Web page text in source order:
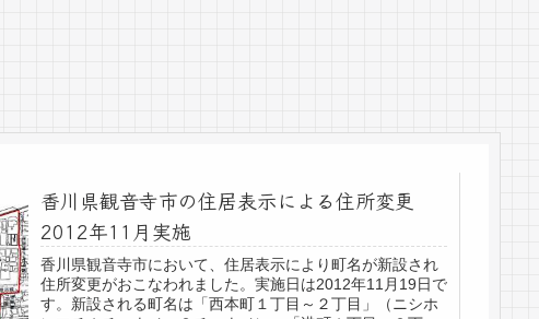
香川県観音寺市の住居表示による住所変更
2012年11月実施
香川県観音寺市において、住居表示により町名が新設され
住所変更がおこなわれました。実施日は2012年11月19日で
す。新設される町名は「西本町１丁目～２丁目」（ニシホ